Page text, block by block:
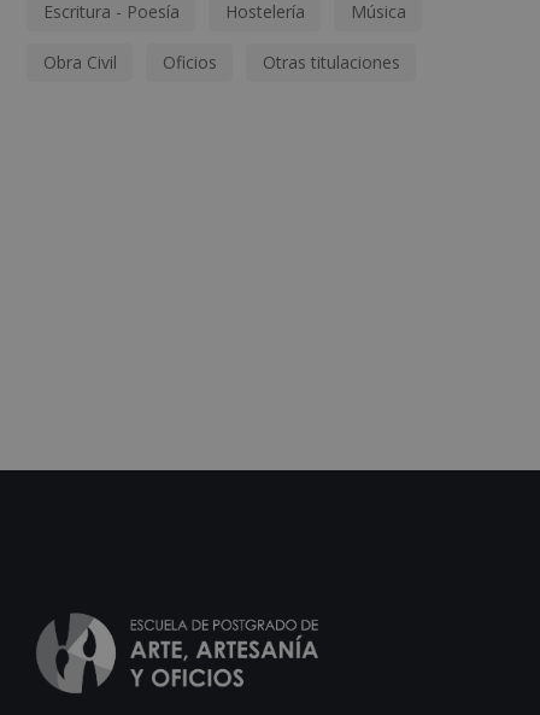
Escritura - Poesía Hostelería Música
Obra Civil Oficios Otras titulaciones